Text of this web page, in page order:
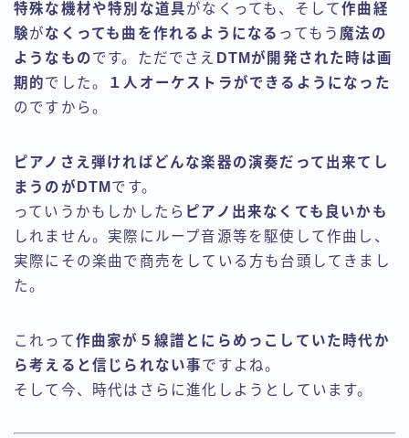
特殊な機材や特別な道具がなくっても、そして作曲経
験がなくっても曲を作れるようになる ってもう 魔法の
ようなものです。ただでさえ DTMが開発された時は画
期的でした。
１人オーケストラができるようになった
のですから。
ピアノさえ弾ければどんな楽器の演奏だって出来てし
まうのがDTM です。
っていうかもしかしたら ピアノ出来なくても良いかも
しれません。実際にループ音源等を駆使して作曲し、
実際にその楽曲で商売をしている方も台頭してきまし
た。
これって作曲家が５線譜とにらめっこしていた時代か
ら考えると信じられない事ですよね。
そして今、時代はさらに進化しようとしています。